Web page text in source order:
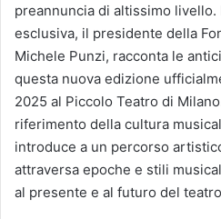
preannuncia di altissimo
esclusiva, il presidente della
Michele Punzi, racconta le
questa nuova edizione
2025 al Piccolo Teatro di
riferimento della cultura
introduce a un percorso
attraversa epoche e stili
al presente e al futuro del